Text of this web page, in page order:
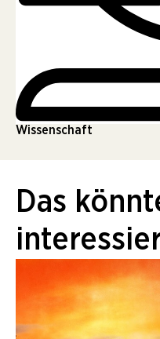
Wissenschaft
Das